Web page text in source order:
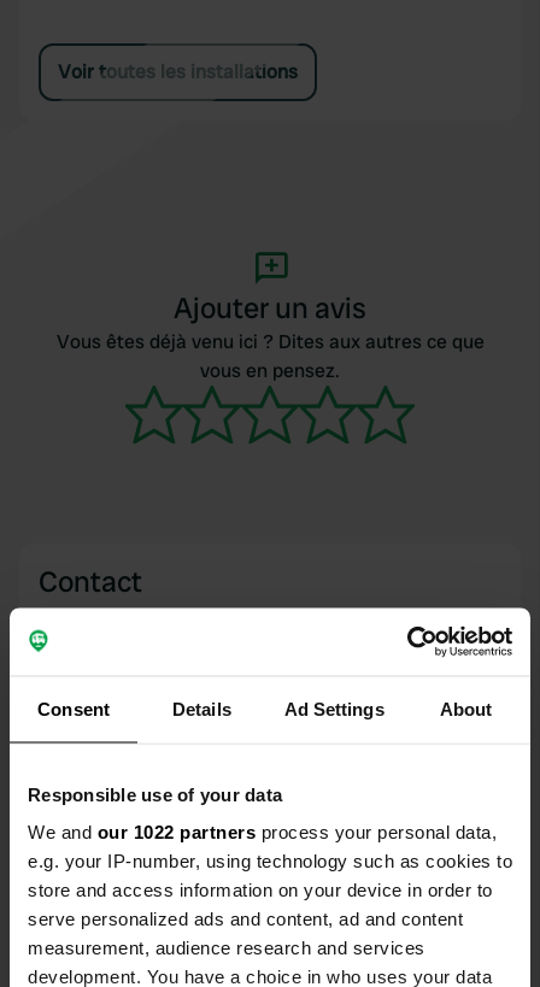
Consent Details Ad Settings About
Responsible use of your data
We and our 1022 partners process your personal data,
e.g. your IP-number, using technology such as cookies to
store and access information on your device in order to
serve personalized ads and content, ad and content
measurement, audience research and services
development. You have a choice in who uses your data
Voir toutes les installations
Ajouter un avis
Vous êtes déjà venu ici ? Dites aux autres ce que
vous en pensez.
Contact
99135, Kittilä, Finlande
Coordonnées
67° 52' 25" N 24° 38' 17" E
67.87367737 24.63810304
Copie
Code du site
102980
Passer àPRO+ PRO+